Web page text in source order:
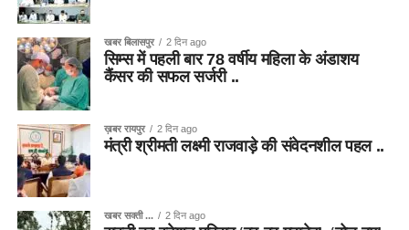
खबर बिलासपुर 2 दिन ago
सिम्स में पहली बार 78 वर्षीय महिला के अंडाशय
कैंसर की सफल सर्जरी ..
ख़बर रायपुर 2 दिन ago
मंत्री श्रीमती लक्ष्मी राजवाड़े की संवेदनशील पहल ..
खबर सक्ती ... 2 दिन ago